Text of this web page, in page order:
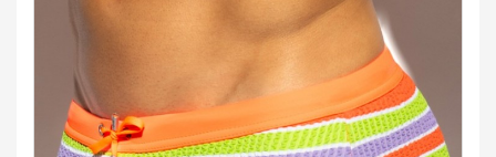
Maillots
Vêtements
D'intérieur